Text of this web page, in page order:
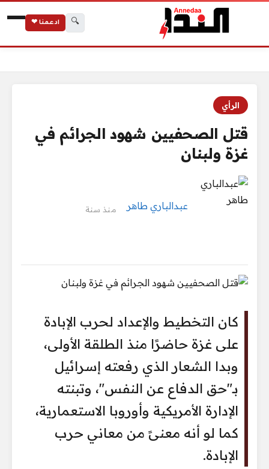
🔍 ادعمنا ❤
الرأي
قتل الصحفيين شهود الجرائم في
غزة ولبنان
عبدالباري طاهر منذ سنة
كان التخطيط والإعداد لحرب الإبادة
على غزة حاضرًا منذ الطلقة الأولى،
وبدا الشعار الذي رفعته إسرائيل
بـ"حق الدفاع عن النفس"، وتبنته
الإدارة الأمريكية وأوروبا الاستعمارية،
كما لو أنه معنىً من معاني حرب
الإبادة.